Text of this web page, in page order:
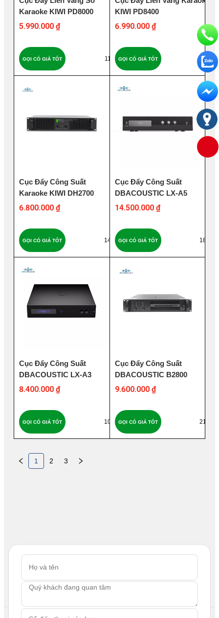
Karaoke KIWI PD8000
5.990.000 ₫
GỌI CÓ GIÁ TỐT 119
KIWI PD8400
6.990.000 ₫
GỌI CÓ GIÁ TỐT 66
Cục Đẩy Công Suất
Karaoke KIWI DH2700
6.800.000 ₫
GỌI CÓ GIÁ TỐT 147
Cục Đẩy Công Suất
DBACOUSTIC LX-A5
14.500.000 ₫
GỌI CÓ GIÁ TỐT 187
Cục Đẩy Công Suất
DBACOUSTIC LX-A3
8.400.000 ₫
GỌI CÓ GIÁ TỐT 100
Cục Đẩy Công Suất
DBACOUSTIC B2800
9.600.000 ₫
GỌI CÓ GIÁ TỐT 214
1 2 3